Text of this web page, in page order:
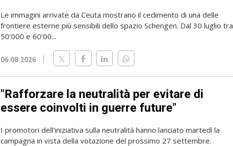
Le immagini arrivate da Ceuta mostrano il cedimento di una delle
frontiere esterne più sensibili dello spazio Schengen. Dal 30 luglio tra
50'000 e 60'00...
06.08.2026
"Rafforzare la neutralità per evitare di
essere coinvolti in guerre future"
I promotori dell'iniziativa sulla neutralità hanno lanciato martedì la
campagna in vista della votazione del prossimo 27 settembre.